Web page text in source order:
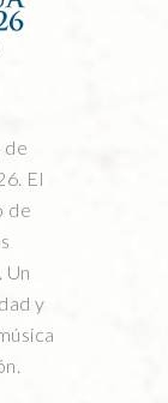
de
El
de
Un
y